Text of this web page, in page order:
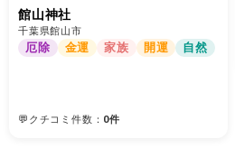
館山神社
千葉県館山市
厄除 金運 家族 開運 自然
💬クチコミ件数： 0件